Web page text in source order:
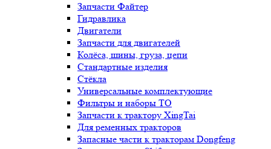
Запчасти Файтер
Гидравлика
Двигатели
Запчасти для двигателей
Колёса, шины, груза, цепи
Стандартные изделия
Стёкла
Универсальные комплектующие
Фильтры и наборы ТО
Запчасти к трактору XingTai
Для ременных тракторов
Запасные части к тракторам Dongfeng